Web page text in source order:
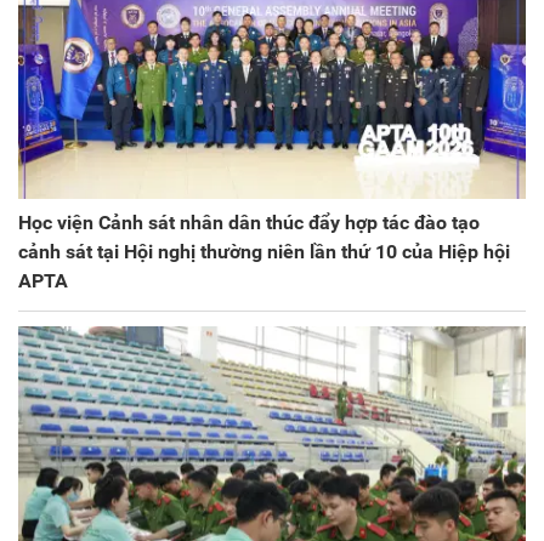
Học viện Cảnh sát nhân dân thúc đẩy hợp tác đào tạo
cảnh sát tại Hội nghị thường niên lần thứ 10 của Hiệp hội
APTA